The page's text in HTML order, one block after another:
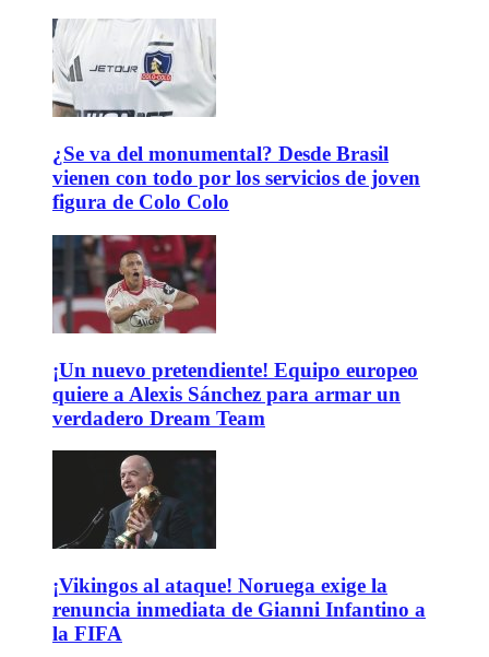
¿Se va del monumental? Desde Brasil
vienen con todo por los servicios de joven
figura de Colo Colo
¡Un nuevo pretendiente! Equipo europeo
quiere a Alexis Sánchez para armar un
verdadero Dream Team
¡Vikingos al ataque! Noruega exige la
renuncia inmediata de Gianni Infantino a
la FIFA